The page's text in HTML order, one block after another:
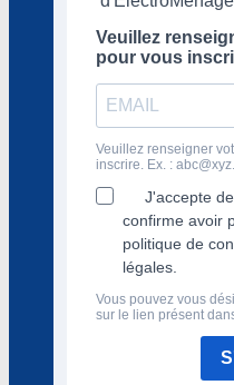
Veuillez
pour vous
Veuillez renseigner
inscrire. Ex. :
J'accepte
confirme avoir
politique de
légales.
Vous pouvez vous
sur le lien présent